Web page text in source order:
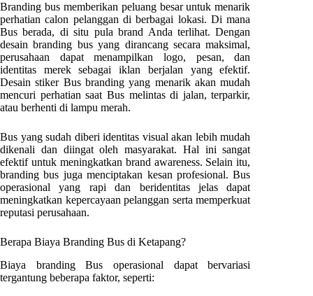
Branding bus memberikan peluang besar untuk menarik
perhatian calon pelanggan di berbagai lokasi. Di mana
Bus berada, di situ pula brand Anda terlihat. Dengan
desain branding bus yang dirancang secara maksimal,
perusahaan dapat menampilkan logo, pesan, dan
identitas merek sebagai iklan berjalan yang efektif.
Desain stiker Bus branding yang menarik akan mudah
mencuri perhatian saat Bus melintas di jalan, terparkir,
atau berhenti di lampu merah.
Bus yang sudah diberi identitas visual akan lebih mudah
dikenali dan diingat oleh masyarakat. Hal ini sangat
efektif untuk meningkatkan brand awareness. Selain itu,
branding bus juga menciptakan kesan profesional. Bus
operasional yang rapi dan beridentitas jelas dapat
meningkatkan kepercayaan pelanggan serta memperkuat
reputasi perusahaan.
Berapa Biaya Branding Bus di Ketapang?
Biaya branding Bus operasional dapat bervariasi
tergantung beberapa faktor, seperti: